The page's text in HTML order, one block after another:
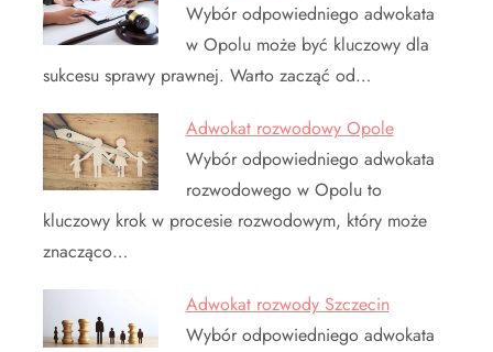
Wybór odpowiedniego adwokata
w Opolu może być kluczowy dla
sukcesu sprawy prawnej. Warto zacząć od…
Adwokat rozwodowy Opole
Wybór odpowiedniego adwokata
rozwodowego w Opolu to
kluczowy krok w procesie rozwodowym, który może
znacząco…
Adwokat rozwody Szczecin
Wybór odpowiedniego adwokata